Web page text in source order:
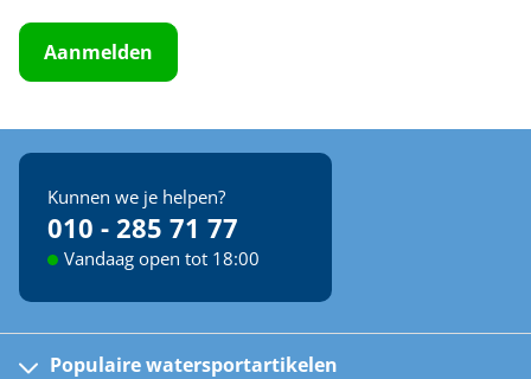
Aanmelden
Kunnen we je helpen?
010 - 285 71 77
Vandaag open tot 18:00
Populaire watersportartikelen